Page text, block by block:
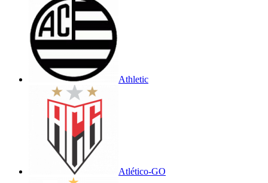
Athletic
Atlético-GO